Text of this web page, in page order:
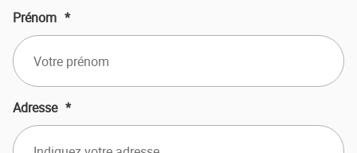
Prénom *
Adresse *